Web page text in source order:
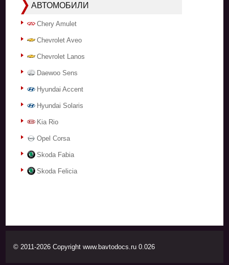
АВТОМОБИЛИ
Chery Amulet
Chevrolet Aveo
Chevrolet Lanos
Daewoo Sens
Hyundai Accent
Hyundai Solaris
Kia Rio
Opel Corsa
Skoda Fabia
Skoda Felicia
© 2011-2026 Copyright www.bavtodocs.ru 0.026